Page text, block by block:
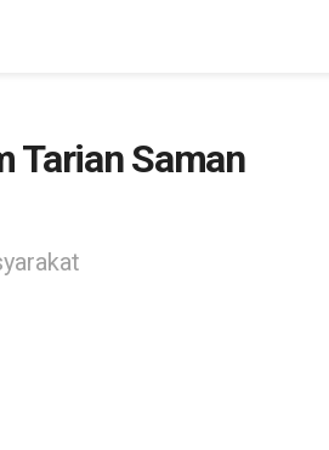
Tarian Saman